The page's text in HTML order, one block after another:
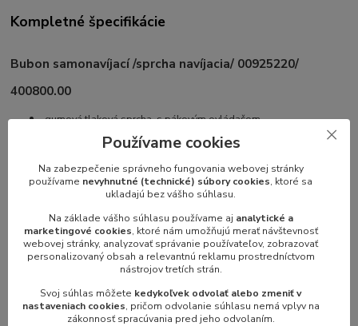
Kompletné špecifikácie
Bubon samonavíjací /sprcha navíjacia/ 00925220/
400800.00
gumová tlaková sprcha s pákovým ovládačom
- kovová konštrukcia /nerez/k pripojeniu
- tlaková hadica 20 m
- teplota vody do 90°C
- pripojenie na vodu 1/2"
Tovar zaradený v kategóriách
Sprchy , batérie
Používame cookies
Na zabezpečenie správneho fungovania webovej stránky
používame nevyhnutné (technické) súbory cookies, ktoré sa
ukladajú bez vášho súhlasu.
Na základe vášho súhlasu používame aj analytické a
marketingové cookies, ktoré nám umožňujú merať návštevnosť
webovej stránky, analyzovať správanie používateľov, zobrazovať
personalizovaný obsah a relevantnú reklamu prostredníctvom
nástrojov tretích strán.
Svoj súhlas môžete kedykoľvek odvolať alebo zmeniť v
nastaveniach cookies, pričom odvolanie súhlasu nemá vplyv na
zákonnosť spracúvania pred jeho odvolaním.